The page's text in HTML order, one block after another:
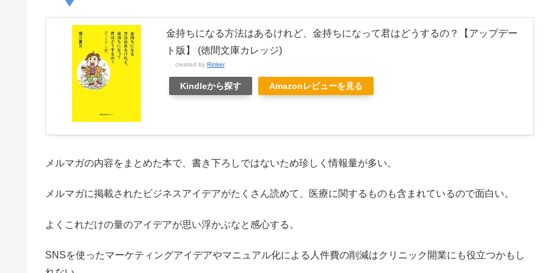
金持ちになる方法はあるけれど、金持ちになって君はどうするの？【アップデー
ト版】 (徳間文庫カレッジ)
created by Rinker
Kindleから探す Amazonレビューを見る
メルマガの内容をまとめた本で、書き下ろしではないため珍しく情報量が多い。
メルマガに掲載されたビジネスアイデアがたくさん読めて、医療に関するものも含まれているので面白い。
よくこれだけの量のアイデアが思い浮かぶなと感心する。
SNSを使ったマーケティングアイデアやマニュアル化による人件費の削減はクリニック開業にも役立つかもし